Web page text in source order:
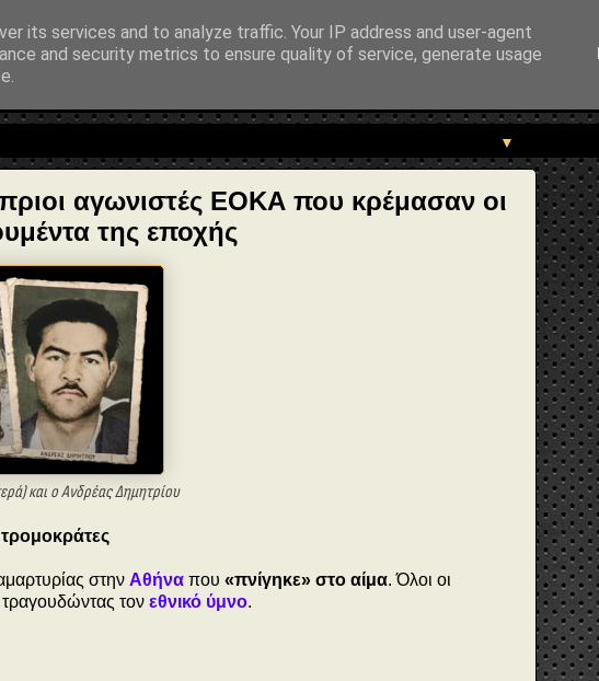
▼
αγωνιστές ΕΟΚΑ που κρέμασαν οι
της εποχής
και ο Ανδρέας Δημητρίου
στην Αθήνα που «πνίγηκε» στο αίμα. Όλοι οι
τον εθνικό ύμνο.
its services and to analyze traffic. Your IP address and user-agent
and security metrics to ensure quality of service, generate usage